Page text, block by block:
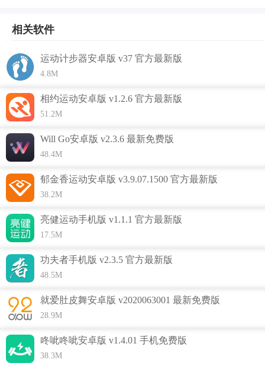
步行多多赚钱软件特色
1、增加更多做任务赚乐币方式，更有趣更好玩1.提现功能新
上线： (1)新增支持支付宝微信提现 (2)天天分钱你敢点我敢送
钱，你敢点我敢送
3、增加更多做任务赚乐币的方式
4、增加更多做任务赚乐币方式，更有趣更好玩1.提现功能新
上线： (1)新增支持支付宝和微信提现 (2)天天分钱你敢点我敢
送
5、登录界面优化，应用首页升级
新上线： (1)新增支持支付宝微信提现 (2)天天分钱，你敢点我
7、新增天降红包，幸运大抽奖，礼包，宝箱福利等热门活动
8、提现功能新上线，趣步赚钱新玩法。微信步数赚钱赢现金
的好机会。
9、新增天降红包，幸运大抽奖，开礼包，宝箱福利热门活动
相关软件
运动计步器安卓版 v37 官方最新版
4.8M
相约运动安卓版 v1.2.6 官方最新版
51.2M
Will Go安卓版 v2.3.6 最新免费版
48.4M
郁金香运动安卓版 v3.9.07.1500 官方最新版
38.2M
亮健运动手机版 v1.1.1 官方最新版
17.5M
功夫者手机版 v2.3.5 官方最新版
48.5M
就爱肚皮舞安卓版 v2020063001 最新免费版
28.9M
咚呲咚呲安卓版 v1.4.01 手机免费版
38.3M